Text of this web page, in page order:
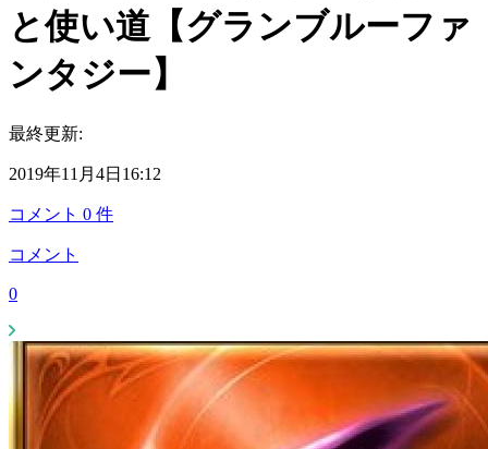
と使い道【グランブルーファ
ンタジー】
最終更新:
2019年11月4日16:12
コメント 0 件
コメント
0